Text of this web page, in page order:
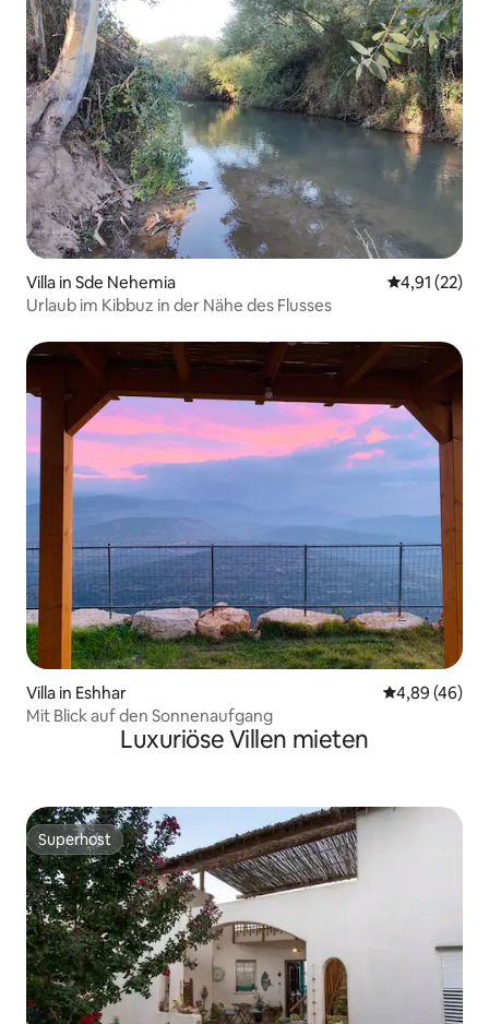
Villa in Sde Nehemia
4,91 (22)
Urlaub im Kibbuz in der Nähe des Flusses
Villa in Eshhar
4,89 (46)
Mit Blick auf den Sonnenaufgang
Luxuriöse Villen mieten
Superhost
Superhost